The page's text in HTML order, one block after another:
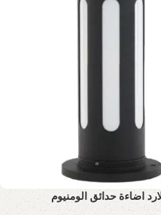
اضاءة حدائق الومنيوم